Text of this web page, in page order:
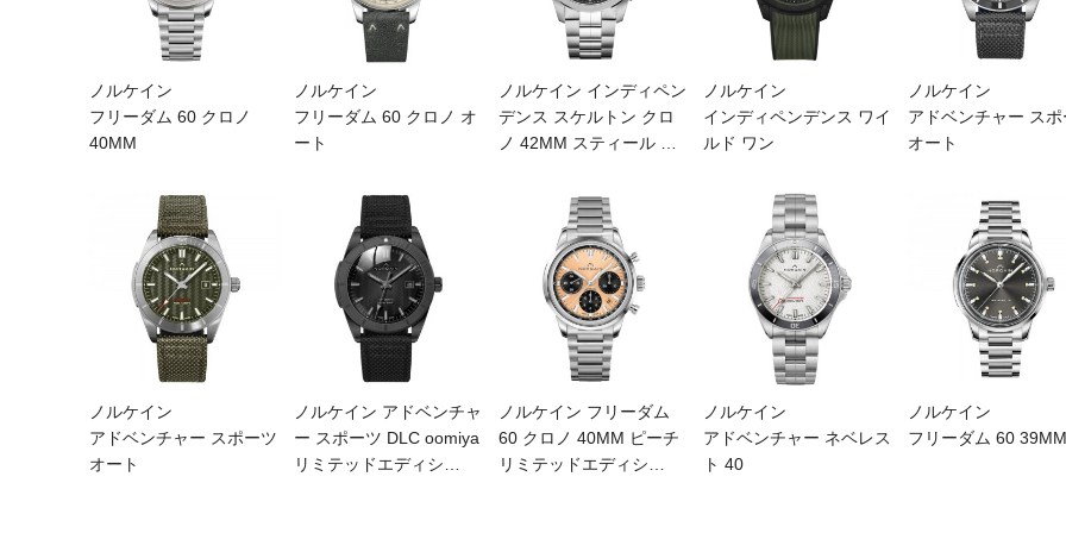
ノルケイン
フリーダム 60 クロノ
40MM
ノルケイン
フリーダム 60 クロノ オ
ート
ノルケイン インディペン
デンス スケルトン クロ
ノ 42MM スティール
ノルケイン
インディペンデンス ワイ
ルド ワン
ノルケイン
アドベンチャー スポ
オート
ノルケイン
アドベンチャー スポーツ
オート
ノルケイン アドベンチャ
ー スポーツ DLC oomiya
リミテッドエディシ
ノルケイン フリーダム
60 クロノ 40MM ピーチ
リミテッドエディシ
ノルケイン
アドベンチャー ネベレス
ト 40
ノルケイン
フリーダム 60 39MM